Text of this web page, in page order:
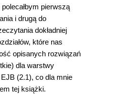
pierwszą
i drugą do
dokładniej
które nas
opisanych rozwiązań
dla warstwy
(2.1), co dla mnie
tej książki.